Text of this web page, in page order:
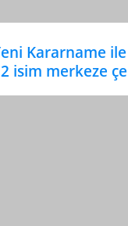
Kararname
isim merkeze